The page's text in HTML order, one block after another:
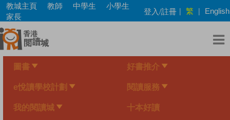
Skip
main
content
教城主頁 教師 中學生
小學生
家長
登入/註冊 | 繁 | English
圖書 好書推介
e悅讀學校計劃 閱讀服務
我的閱讀城 十本好讀